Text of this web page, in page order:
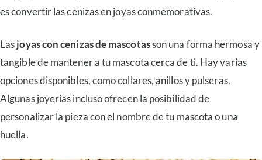
es convertir las cenizas en joyas conmemorativas.
Lasjoyas con cenizas de mascotasson una forma hermosa y
tangible de mantener a tu mascota cerca de ti. Hay varias
opciones disponibles, como collares, anillos y pulseras.
Algunas joyerías incluso ofrecen la posibilidad de
personalizar la pieza con el nombre de tu mascota o una
huella.